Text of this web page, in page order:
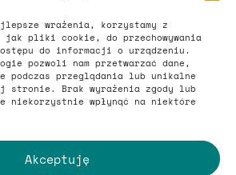
wrażenia, korzystamy z
pliki cookie, do przechowywania
do informacji o urządzeniu.
pozwoli nam przetwarzać dane,
podczas przeglądania lub unikalne
stronie. Brak wyrażenia zgody lub
niekorzystnie wpłynąć na niektóre
Akceptuję
Regulamin
dostępne są tutaj:
na temat danych